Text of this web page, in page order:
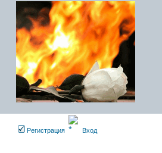
Регистрация Вход